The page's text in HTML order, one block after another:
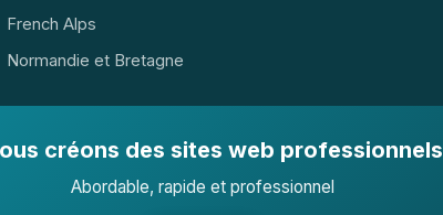
French Alps
Normandie et Bretagne
créons des sites web professionnels
Abordable, rapide et professionnel